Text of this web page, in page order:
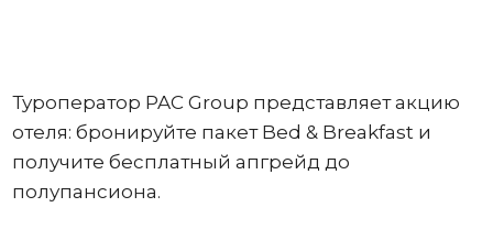
Туроператор PAC Group представляет акцию
отеля: бронируйте пакет Bed & Breakfast и
получите бесплатный апгрейд до
полупансиона.